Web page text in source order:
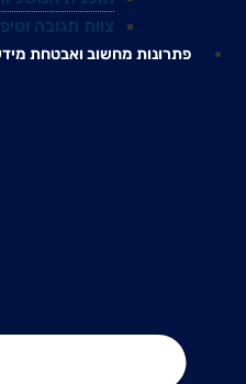
צוות תגובה
פתרונות מחשוב ואבטחת